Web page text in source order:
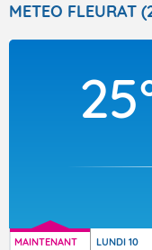
METEO FLEURAT
MAINTENANT LUNDI 10